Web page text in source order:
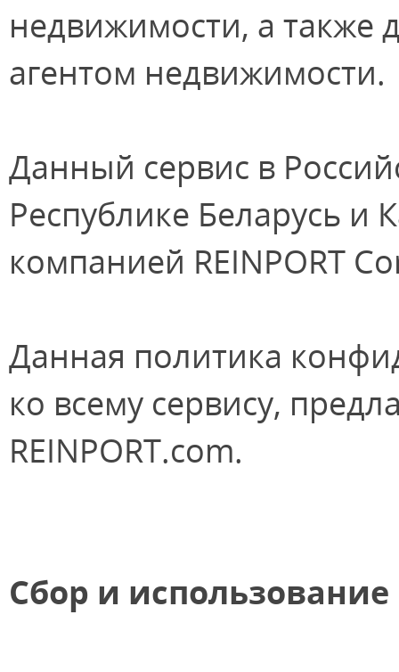
недвижимости, а также
агентом недвижимости.
Данный сервис в
Республике Беларусь и
компанией REINPORT
Данная политика
ко всему сервису,
REINPORT.com.
Сбор и